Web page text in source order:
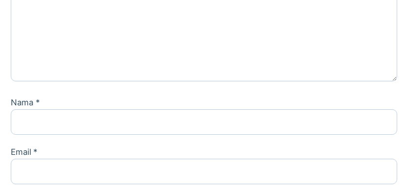
Nama *
Email *